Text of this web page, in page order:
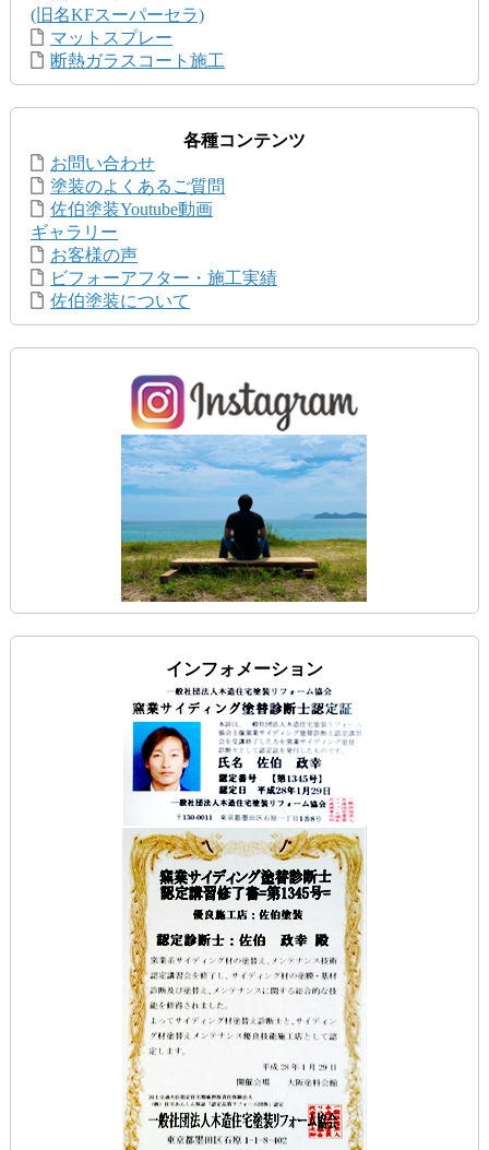
(旧名KFスーパーセラ)
マットスプレー
断熱ガラスコート施工
各種コンテンツ
お問い合わせ
塗装のよくあるご質問
佐伯塗装Youtube動画
ギャラリー
お客様の声
ビフォーアフター・施工実績
佐伯塗装について
インフォメーション